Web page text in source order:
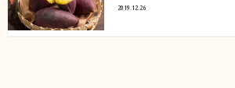
2019.12.26